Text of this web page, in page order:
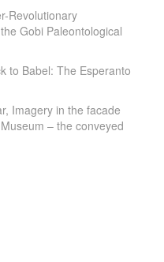
Revolutionary
Gobi Paleontological
to Babel: The Esperanto
Imagery in the facade
– the conveyed